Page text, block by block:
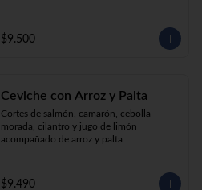
$9.500
Ceviche con Arroz y Palta
Cortes de salmón, camarón, cebolla
morada, cilantro y jugo de limón
acompañado de arroz y palta
$9.490